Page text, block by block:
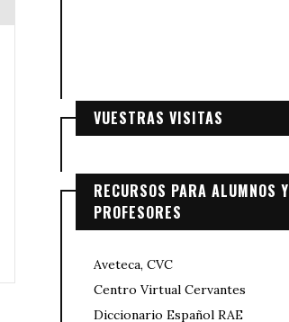
VUESTRAS VISITAS
RECURSOS PARA ALUMNOS Y
PROFESORES
Aveteca, CVC
Centro Virtual Cervantes
Diccionario Español RAE